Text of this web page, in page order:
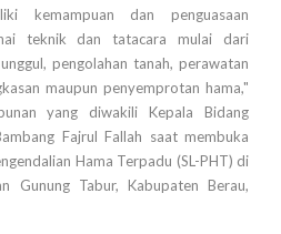
kemampuan dan penguasaan
teknik dan tatacara mulai dari
pengolahan tanah, perawatan
maupun penyemprotan hama,"
yang diwakili Kepala Bidang
Fajrul Fallah saat membuka
Hama Terpadu (SL-PHT) di
Gunung Tabur, Kabupaten Berau,